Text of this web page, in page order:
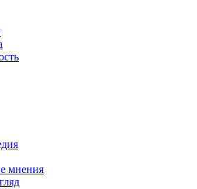
мнения